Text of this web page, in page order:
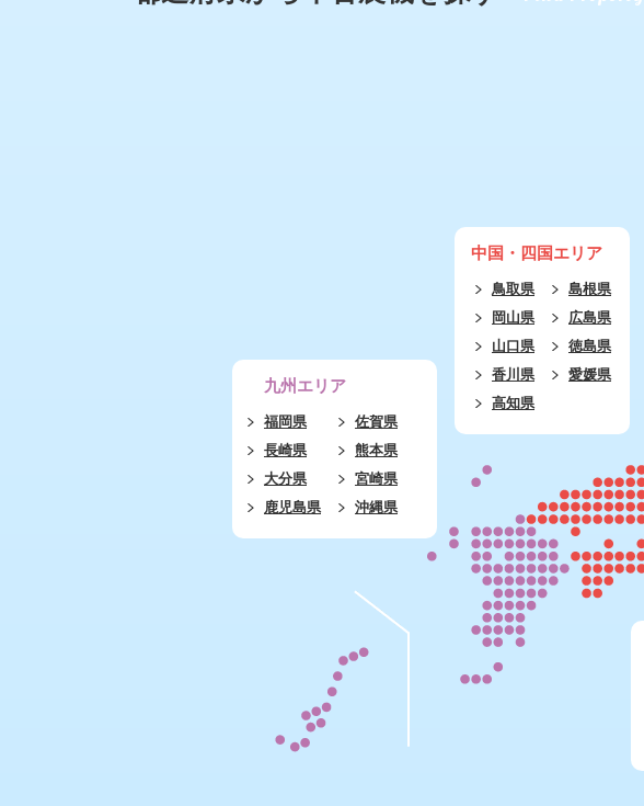
中国・四国エリア
鳥取県
島根県
岡山県
広島県
山口県
徳島県
香川県
愛媛県
高知県
九州エリア
福岡県
佐賀県
長崎県
熊本県
大分県
宮崎県
鹿児島県
沖縄県